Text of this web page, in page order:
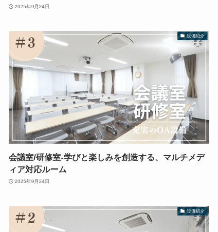
2025年9月24日
設備紹介
会議室/研修室-学びと楽しみを創造する、マルチメデ
ィア対応ルーム
2025年9月24日
設備紹介